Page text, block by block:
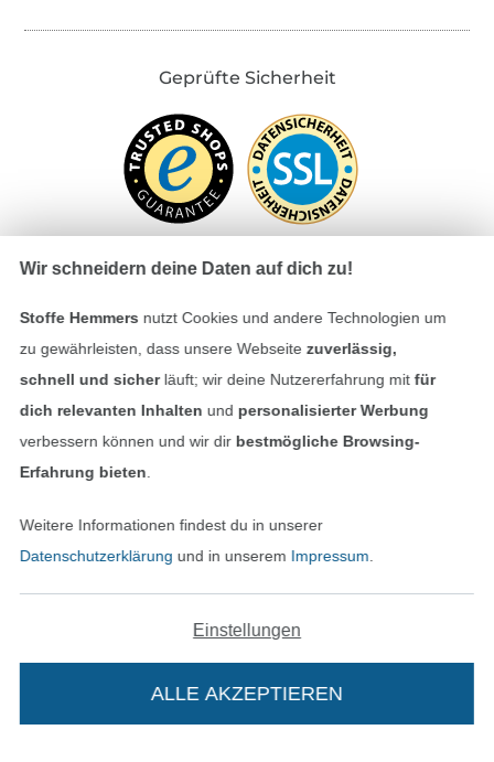
In deinen Warenkorb
Geprüfte Sicherheit
Bezahlen mit
Unsere Versandpartner
In den deutschen Shop wechseln (aktuell
Wir schneidern deine Daten auf dich zu!
Stoffe Hemmers nutzt Cookies und andere Technologien um
zu gewährleisten, dass unsere Webseite zuverlässig,
schnell und sicherläuft; wir deine Nutzererfahrung mitfür
dich relevanten Inhalten und personalisierter Werbung
verbessern können und wir dir bestmögliche Browsing-
Erfahrung bieten
Weitere Informationen findest du in unserer
Datenschutzerklärung und in unserem Impressum
Einstellungen
ALLE AKZEPTIEREN